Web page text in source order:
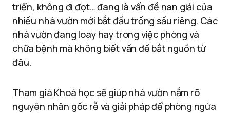
triển, không đi đọt… đang là vấn đề nan giải của
nhiều nhà vườn mới bắt đầu trồng sầu riêng. Các
nhà vườn đang loay hay trong việc phòng và
chữa bệnh mà không biết vấn đề bắt nguồn từ
đâu.
Tham giá Khoá học sẽ giúp nhà vườn nắm rõ
nguyên nhân gốc rễ và giải pháp để phòng ngừa